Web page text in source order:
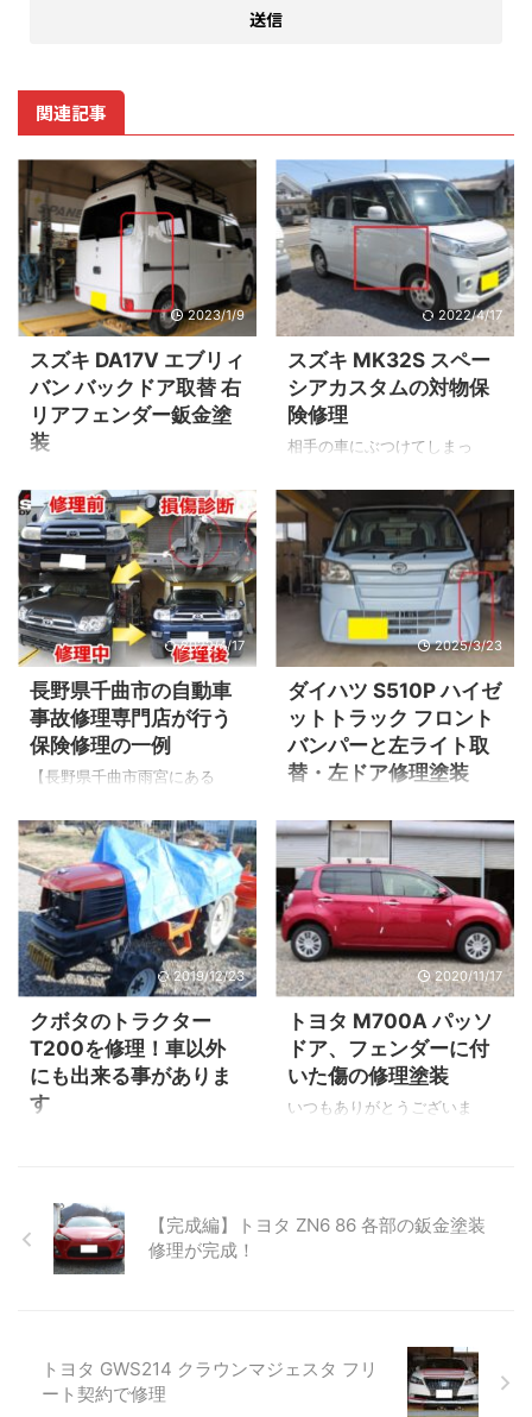
関連記事
2023/1/9
スズキ DA17V エブリィ
バン バックドア取替 右
リアフェンダー鈑金塗
装
の損傷 ▲幸いにもガラスへの
ダメージはありませんでし
た。 ▲バックドアが押されて
リアフェンダーにぶつかり折
れ曲がった変形があります。
▲折れ曲がったとこによる、
ヒズミが発生。 リアバンパー
アバンパーが変形 リアバンパ
ーは樹脂製です。 リアバンパ
ーを取り外した内部の鉄板に
も損傷がありましたがここで
ドア取り外し この投稿を
Instagramで見る ...
2022/4/17
スズキ MK32S スペー
シアカスタムの対物保
険修理
相手の車にぶつけてしまっ
った！ カーライフ中に誰もが
起こりうることでもありま
す。 今回のご依頼は駐車中に
軽トラックがバックして来て
ぶつけられてしまった事例で
す。 お相手様の任意保険の対
物賠償修理になります。
（100：0） ※スペーシアのお
客様に過失はありません。 そ
れではビフォー・アフターを
見ていきましょう！ 右フロン
トフェンダーと右スライドド
ンジやヒンジが取り付いてい
るフレーム部分にも損傷があ
りました。 ▲運転席ドアハン
ドルにもキズが確 ...
2022/4/17
長野県千曲市の自動車
事故修理専門店が行う
保険修理の一例
【長野県千曲市雨宮にある
専門店から配信中】 損傷診断
が超重要！ ▲正面から相手の
車とぶつかった損傷です。 オ
ーナーさんに分かる範囲で事
故の状況や相手の車等をお聞
きします。 そのデーターを元
に損傷診断を行い波及がどこ
まで達しているかの最終到達
地点を探していきます。 ▲正
面からやや左よりのダメー
ジ。 ▲ボンネットとフェンダ
ーの隙間が開いています。
りづらいですがボンネットの
先端部分にも損傷がありま
す。 ...
2025/3/23
ダイハツ S510P ハイゼ
ットトラック フロント
バンパーと左ライト取
替・左ドア修理塗装
い左前方角です。 パンパーは
割れがあるので取替 ▲ヘッド
ライトもキズがあるので取
替。 ▲ドアのヘコミは修理塗
装いたします。 ドアの塗装
この投稿をInstagramで見る
Ｙ’ｓボディー 代表小林洋平
▲当店インスタグラムです。
ドアの塗装の様子をUPしてい
ます。 修理完成！ 修理完成
です。 キレイに修理してほし
2019/12/23
クボタのトラクター
T200を修理！車以外
にも出来る事がありま
す
した。 では修理工程を見てみ
ましょう！ フロントマスクの
修理 メインはこちらのフロン
と鈑金！ ひとまずココまでは
鈑金終了！ この記事の続き
2020/11/17
トヨタ M700A パッソ
ドア、フェンダーに付
いた傷の修理塗装
いつもありがとうございま
が付いてしまったため自転車
相手の車にキズを付けてしま
った！ 愛車にキズが付いてし
まった！ そんな暗い気持ちを
【完成編】トヨタ ZN6 86 各部の鈑金塗装
修理が完成！
トヨタ GWS214 クラウンマジェスタ フリ
ート契約で修理